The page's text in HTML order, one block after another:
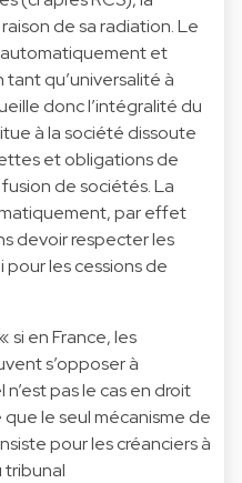
de sa radiation. Le
et
qu’universalité à
donc l’intégralité du
à la société dissoute
et obligations de
de sociétés. La
par effet
devoir respecter les
les cessions de
si en France, les
s’opposer à
pas le cas en droit
le seul mécanisme de
pour les créanciers à
tribunal